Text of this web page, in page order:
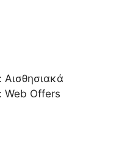
Αισθησιακά
Web Offers